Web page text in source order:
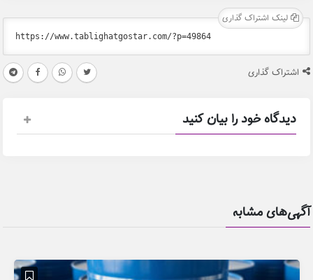
لینک اشتراک گذاری
اشتراک گذاری
دیدگاه خود را بیان کنید
آگهی‌های مشابه